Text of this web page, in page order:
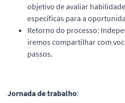
objetivo de avaliar
específicas para a
Retorno do processo:
iremos compartilhar com
passos.
Jornada de trabalho: